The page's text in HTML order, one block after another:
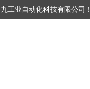
工业自动化科技有限公司！